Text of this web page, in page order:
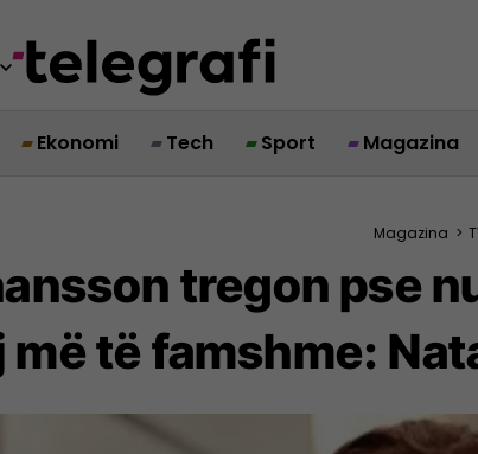
Ekonomi Tech Sport Magazina
Magazina >
tregon pse
më të famshme: